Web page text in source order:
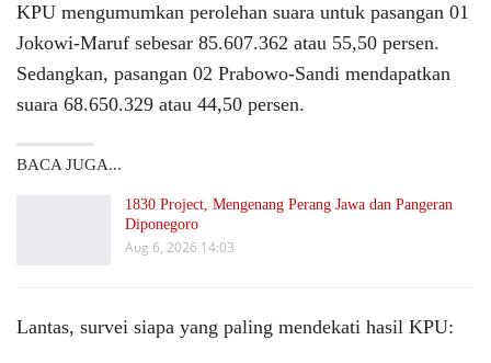
KPU mengumumkan perolehan suara untuk pasangan 01
Jokowi-Maruf sebesar 85.607.362 atau 55,50 persen.
Sedangkan, pasangan 02 Prabowo-Sandi mendapatkan
suara 68.650.329 atau 44,50 persen.
BACA JUGA...
1830 Project, Mengenang Perang Jawa dan Pangeran
Diponegoro
Aug 6, 2026 14:03
Lantas, survei siapa yang paling mendekati hasil KPU: